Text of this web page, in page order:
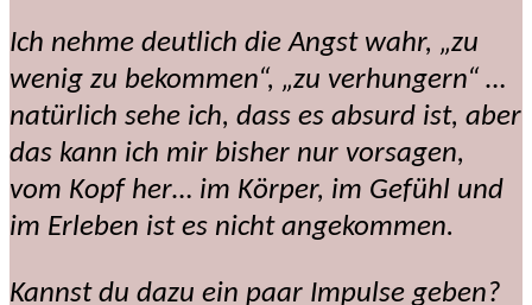
Ich nehme deutlich die Angst wahr, „zu
wenig zu bekommen“, „zu verhungern“ …
natürlich sehe ich, dass es absurd ist, aber
das kann ich mir bisher nur vorsagen,
vom Kopf her… im Körper, im Gefühl und
im Erleben ist es nicht angekommen.
Kannst du dazu ein paar Impulse geben?